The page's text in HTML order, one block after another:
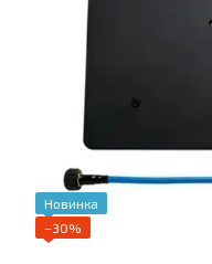
Новинка
−30%